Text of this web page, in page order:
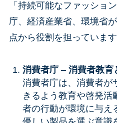
「持続可能なファッショ
庁、経済産業省、環境省
点から役割を担っています
消費者庁– 消費者教育
消費者庁は、消費者が
きるよう教育や啓発活
者の行動が環境に与え